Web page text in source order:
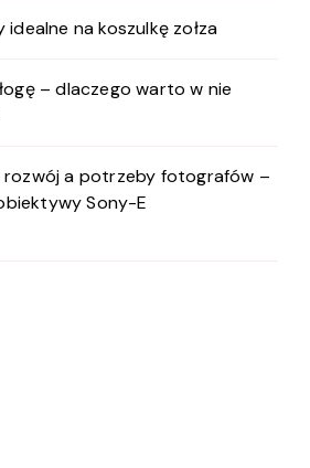
idealne na koszulkę zołza
– dlaczego warto w nie
rozwój a potrzeby fotografów –
Sony-E